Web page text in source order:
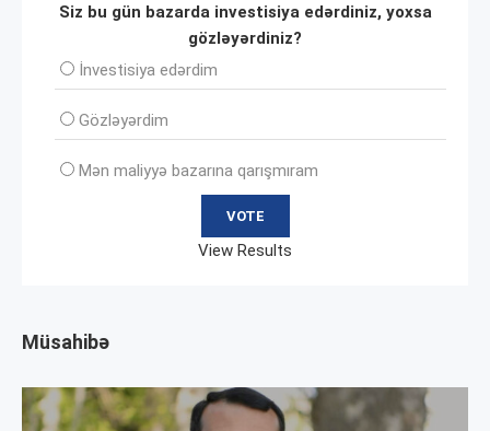
Siz bu gün bazarda investisiya edərdiniz, yoxsa
gözləyərdiniz?
İnvеstisiya edərdim
Gözləyərdim
Mən maliyyə bazarına qarışmıram
View Results
Müsahibə